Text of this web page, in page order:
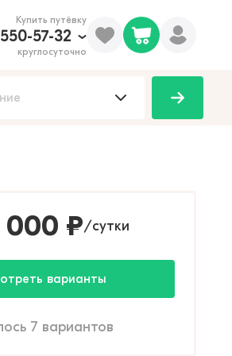
Купить путёвку
57-32
круглосуточно
000 ₽/сутки
варианты
7 вариантов